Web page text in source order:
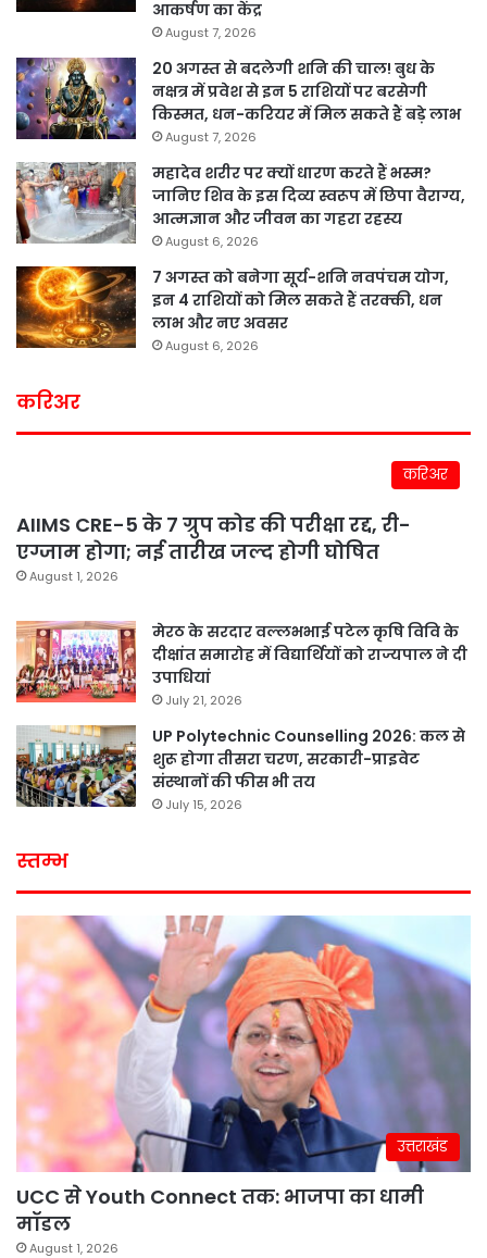
आकर्षण का केंद्र
August 7, 2026
20 अगस्त से बदलेगी शनि की चाल! बुध के
नक्षत्र में प्रवेश से इन 5 राशियों पर बरसेगी
किस्मत, धन-करियर में मिल सकते हैं बड़े लाभ
August 7, 2026
महादेव शरीर पर क्यों धारण करते हैं भस्म?
जानिए शिव के इस दिव्य स्वरूप में छिपा वैराग्य,
आत्मज्ञान और जीवन का गहरा रहस्य
August 6, 2026
7 अगस्त को बनेगा सूर्य-शनि नवपंचम योग,
इन 4 राशियों को मिल सकते हैं तरक्की, धन
लाभ और नए अवसर
August 6, 2026
करिअर
करिअर
AIIMS CRE-5 के 7 ग्रुप कोड की परीक्षा रद्द, री-
एग्जाम होगा; नई तारीख जल्द होगी घोषित
August 1, 2026
मेरठ के सरदार वल्लभभाई पटेल कृषि विवि के
दीक्षांत समारोह में विद्यार्थियों को राज्यपाल ने दी
उपाधियां
July 21, 2026
UP Polytechnic Counselling 2026: कल से
शुरू होगा तीसरा चरण, सरकारी-प्राइवेट
संस्थानों की फीस भी तय
July 15, 2026
स्तम्भ
उत्तराखंड
UCC से Youth Connect तक: भाजपा का धामी
मॉडल
August 1, 2026